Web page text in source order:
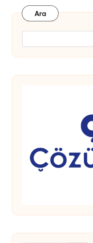
Ara